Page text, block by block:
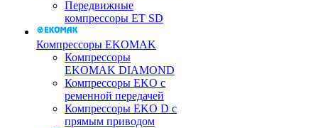
Передвижные
компрессоры ET SD
Компрессоры EKOMAK
Компрессоры
EKOMAK DIAMOND
Компрессоры EKO c
ременной передачей
Компрессоры EKO D с
прямым приводом